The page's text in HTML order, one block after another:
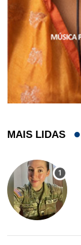
MAIS LIDAS